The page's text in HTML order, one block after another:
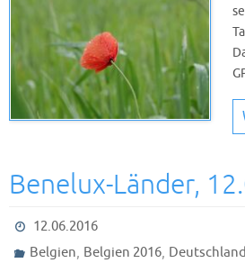
Benelux-Länder,
12.06.2016
Belgien, Belgien 2016, Deutschland